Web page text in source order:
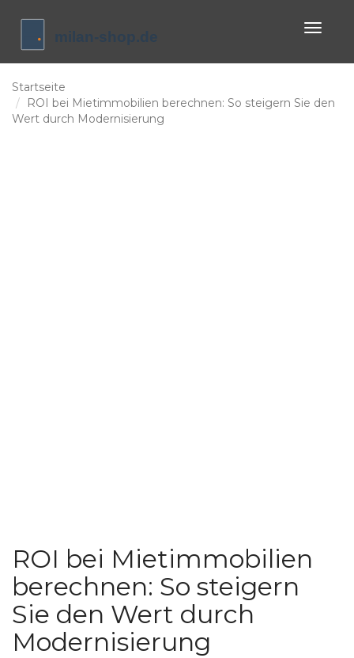
Startseite
ROI bei Mietimmobilien berechnen: So steigern Sie den
Wert durch Modernisierung
ROI bei Mietimmobilien
berechnen: So steigern
Sie den Wert durch
Modernisierung